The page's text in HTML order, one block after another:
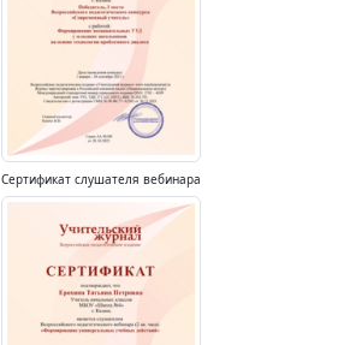
Сертификат слушателя вебинара